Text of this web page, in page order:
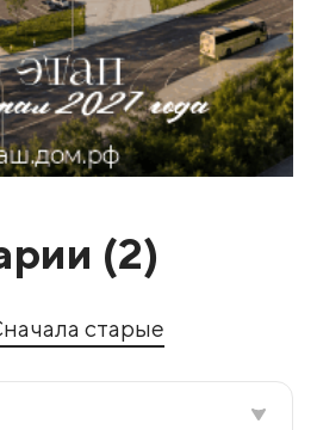
(2)
старые